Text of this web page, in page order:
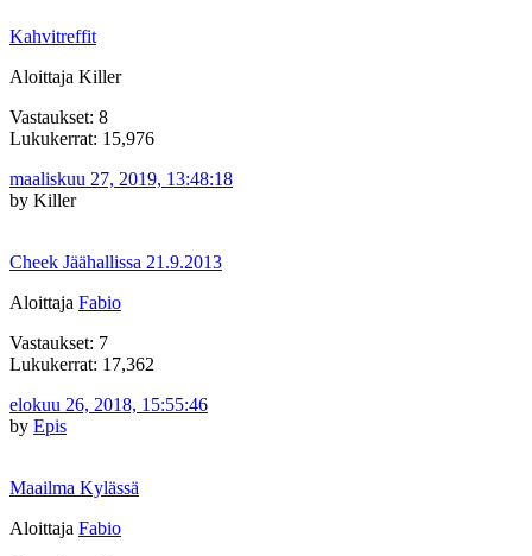
Kahvitreffit
Aloittaja Killer
Vastaukset: 8
Lukukerrat: 15,976
maaliskuu 27, 2019, 13:48:18
by Killer
Cheek Jäähallissa 21.9.2013
Aloittaja Fabio
Vastaukset: 7
Lukukerrat: 17,362
elokuu 26, 2018, 15:55:46
by Epis
Maailma Kylässä
Aloittaja Fabio